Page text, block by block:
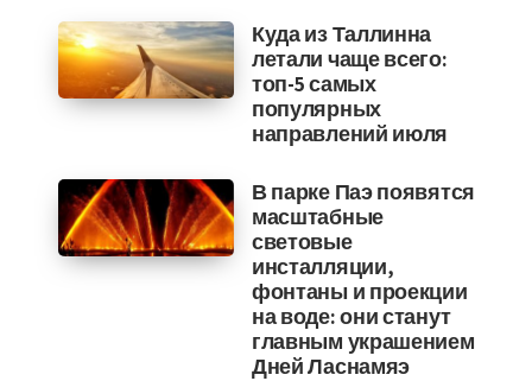
Куда из Таллинна
летали чаще всего:
топ-5 самых
популярных
направлений июля
В парке Паэ появятся
масштабные
световые
инсталляции,
фонтаны и проекции
на воде: они станут
главным украшением
Дней Ласнамяэ